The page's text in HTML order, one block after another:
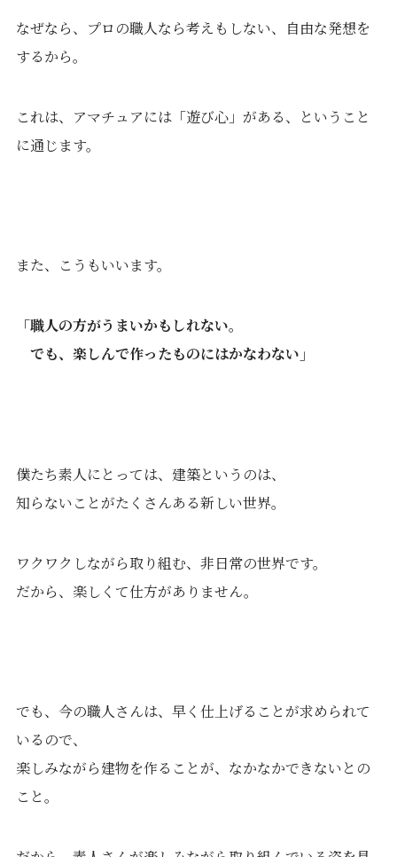
なぜなら、プロの職人なら考えもしない、自由な発想を
するから。
これは、アマチュアには「遊び心」がある、ということ
に通じます。
また、こうもいいます。
「職人の方がうまいかもしれない。
でも、楽しんで作ったものにはかなわない」
僕たち素人にとっては、建築というのは、
知らないことがたくさんある新しい世界。
ワクワクしながら取り組む、非日常の世界です。
だから、楽しくて仕方がありません。
でも、今の職人さんは、早く仕上げることが求められて
いるので、
楽しみながら建物を作ることが、なかなかできないとの
こと。